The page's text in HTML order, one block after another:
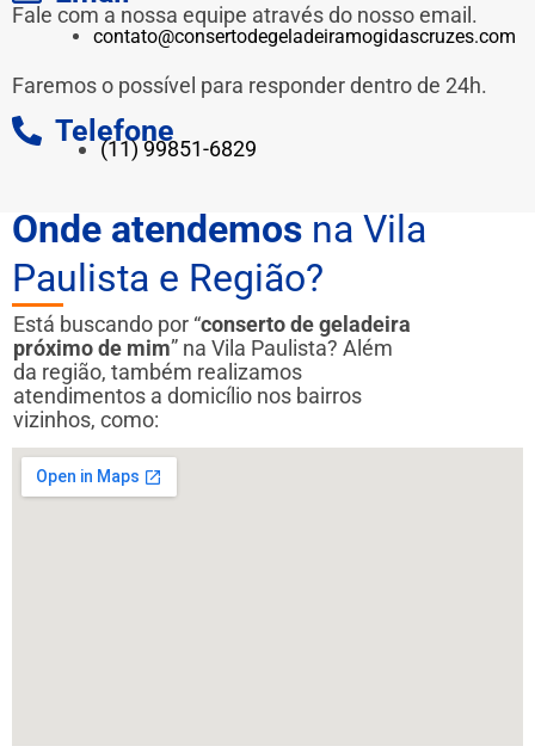
Fale com a nossa equipe através do nosso email.
contato@consertodegeladeiramogidascruzes.com
Faremos o possível para responder dentro de 24h.
Telefone
(11) 99851-6829
Onde atendemos na Vila
Paulista e Região?
Está buscando por “conserto de geladeira
próximo de mim” na Vila Paulista? Além
da região, também realizamos
atendimentos a domicílio nos bairros
vizinhos, como: